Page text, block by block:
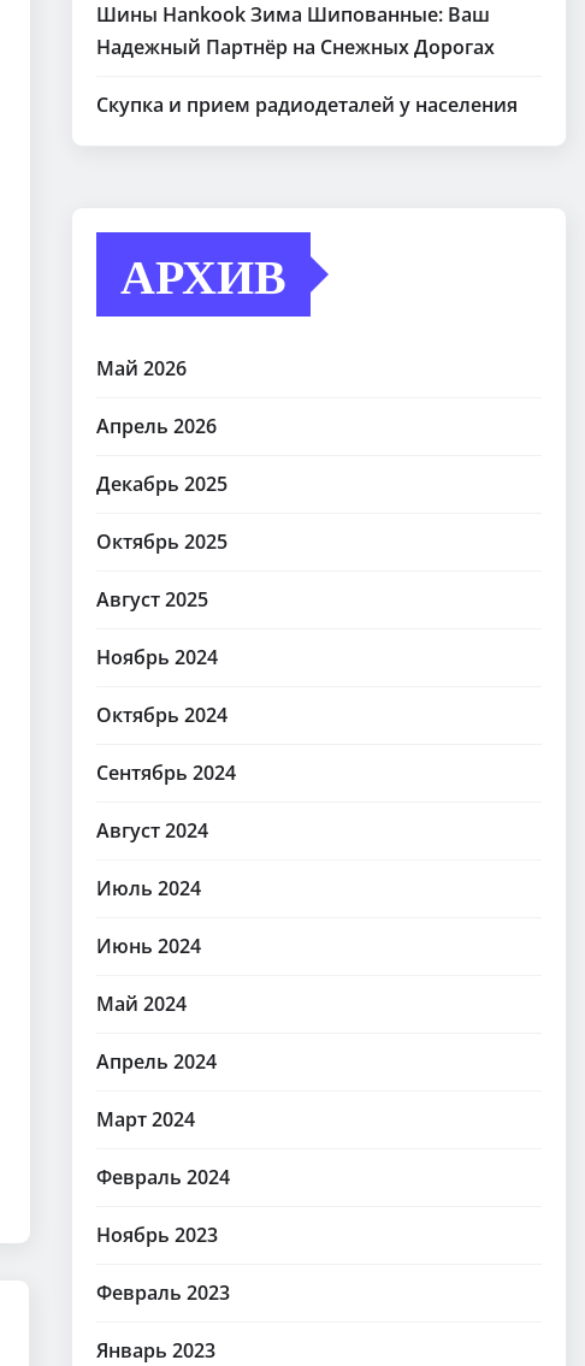
Шины Hankook Зима Шипованные: Ваш
Надежный Партнёр на Снежных Дорогах
Скупка и прием радиодеталей у населения
АРХИВ
Май 2026
Апрель 2026
Декабрь 2025
Октябрь 2025
Август 2025
Ноябрь 2024
Октябрь 2024
Сентябрь 2024
Август 2024
Июль 2024
Июнь 2024
Май 2024
Апрель 2024
Март 2024
Февраль 2024
Ноябрь 2023
Февраль 2023
Январь 2023